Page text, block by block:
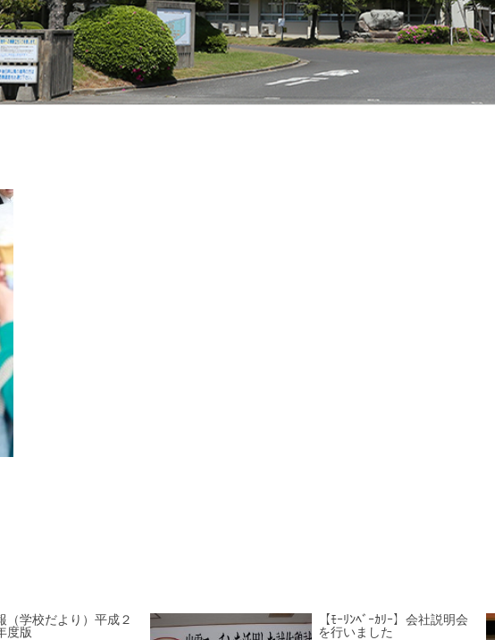
（学校だより）平成２
度版
【ﾓｰﾘﾝﾍﾞｰｶﾘｰ】会社説明会
を行いました